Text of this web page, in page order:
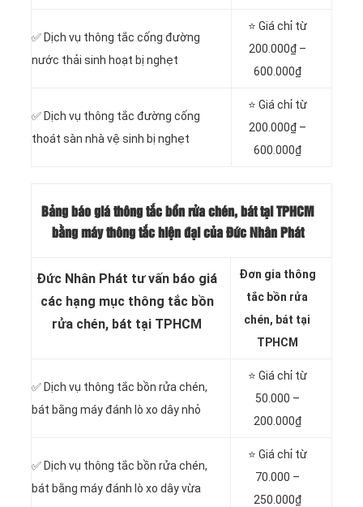
‎✅ Dịch vụ thông tắc cống đường
nước thải sinh hoạt bị nghẹt
⭐ Giá chỉ từ
200.000₫ –
600.000₫
✅ Dịch vụ thông tắc đường cống
thoát sàn nhà vệ sinh bị nghẹt
⭐ Giá chỉ từ
200.000₫ –
600.000₫
Bảng báo giá thông tắc bồn rửa chén, bát tại TPHCM
bằng máy thông tắc hiện đại của Đức Nhân Phát
Đức Nhân Phát tư vấn báo giá
các hạng mục thông tắc bồn
rửa chén, bát tại TPHCM
Đơn gia thông
tắc bồn rửa
chén, bát tại
TPHCM
✅ Dịch vụ thông tắc bồn rửa chén,
bát bằng máy đánh lò xo dây nhỏ
⭐ Giá chỉ từ
50.000 –
200.000₫
✅ Dịch vụ thông tắc bồn rửa chén,
bát bằng máy đánh lò xo dây vừa
⭐ Giá chỉ từ
70.000 –
250.000₫